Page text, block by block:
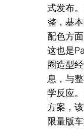
式发布
整，基
配色方
这也是
圈造型
息，与
学反应
方案，
限量版